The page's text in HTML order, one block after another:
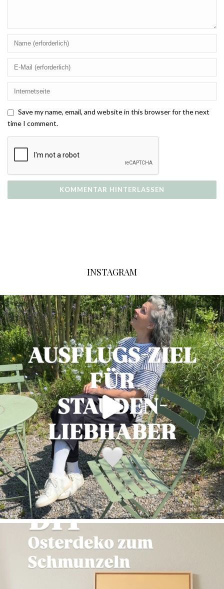
Save my name, email, and website in this browser for the next
time I comment.
INSTAGRAM